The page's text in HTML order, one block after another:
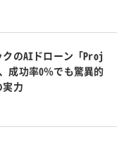
クのAIドローン「Proj
功率0％でも驚異的
実力